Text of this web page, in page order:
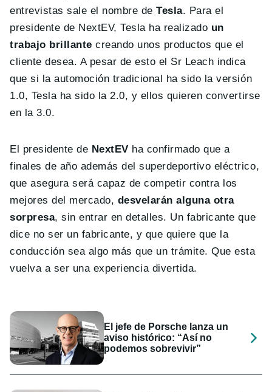
entrevistas sale el nombre de Tesla. Para el
presidente de NextEV, Tesla ha realizado un
trabajo brillante creando unos productos que el
cliente desea. A pesar de esto el Sr Leach indica
que si la automoción tradicional ha sido la versión
1.0, Tesla ha sido la 2.0, y ellos quieren convertirse
en la 3.0.
El presidente de NextEV ha confirmado que a
finales de año además del superdeportivo eléctrico,
que asegura será capaz de competir contra los
mejores del mercado, desvelarán alguna otra
sorpresa, sin entrar en detalles. Un fabricante que
dice no ser un fabricante, y que quiere que la
conducción sea algo más que un trámite. Que esta
vuelva a ser una experiencia divertida.
El jefe de Porsche lanza un
aviso histórico: “Así no
podemos sobrevivir”